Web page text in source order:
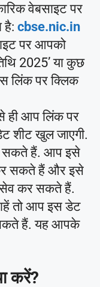
वेबसाइट पर
है: cbse.nic.in
पर आपको
2025’ या कुछ
लिंक पर क्लिक
ही आप लिंक पर
शीट खुल जाएगी.
सकते हैं. आप इसे
सकते हैं और इसे
सेव कर सकते हैं.
तो आप इस डेट
हैं. यह आपके
करें?